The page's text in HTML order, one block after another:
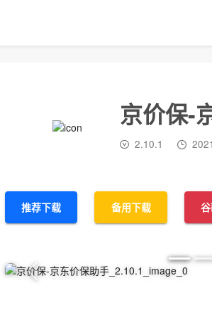
京价保-
2.10.1
推荐下载 备用下载